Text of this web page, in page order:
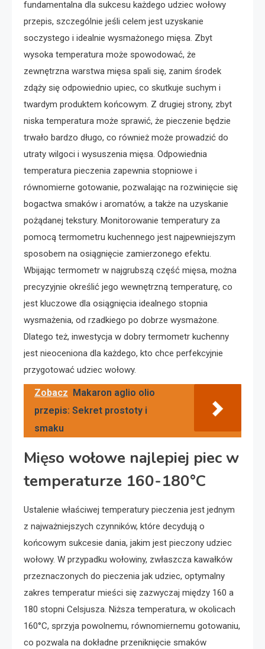
fundamentalna dla sukcesu każdego udziec wołowy
przepis, szczególnie jeśli celem jest uzyskanie
soczystego i idealnie wysmażonego mięsa. Zbyt
wysoka temperatura może spowodować, że
zewnętrzna warstwa mięsa spali się, zanim środek
zdąży się odpowiednio upiec, co skutkuje suchym i
twardym produktem końcowym. Z drugiej strony, zbyt
niska temperatura może sprawić, że pieczenie będzie
trwało bardzo długo, co również może prowadzić do
utraty wilgoci i wysuszenia mięsa. Odpowiednia
temperatura pieczenia zapewnia stopniowe i
równomierne gotowanie, pozwalając na rozwinięcie się
bogactwa smaków i aromatów, a także na uzyskanie
pożądanej tekstury. Monitorowanie temperatury za
pomocą termometru kuchennego jest najpewniejszym
sposobem na osiągnięcie zamierzonego efektu.
Wbijając termometr w najgrubszą część mięsa, można
precyzyjnie określić jego wewnętrzną temperaturę, co
jest kluczowe dla osiągnięcia idealnego stopnia
wysmażenia, od rzadkiego po dobrze wysmażone.
Dlatego też, inwestycja w dobry termometr kuchenny
jest nieoceniona dla każdego, kto chce perfekcyjnie
przygotować udziec wołowy.
Zobacz
Makaron aglio olio
przepis: Sekret prostoty i
smaku
Mięso wołowe najlepiej piec w
temperaturze 160-180°C
Ustalenie właściwej temperatury pieczenia jest jednym
z najważniejszych czynników, które decydują o
końcowym sukcesie dania, jakim jest pieczony udziec
wołowy. W przypadku wołowiny, zwłaszcza kawałków
przeznaczonych do pieczenia jak udziec, optymalny
zakres temperatur mieści się zazwyczaj między 160 a
180 stopni Celsjusza. Niższa temperatura, w okolicach
160°C, sprzyja powolnemu, równomiernemu gotowaniu,
co pozwala na dokładne przeniknięcie smaków